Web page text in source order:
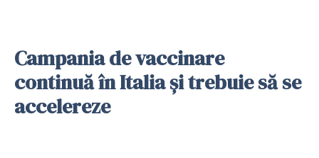
Campania de vaccinare
continuă în Italia şi trebuie să se
accelereze